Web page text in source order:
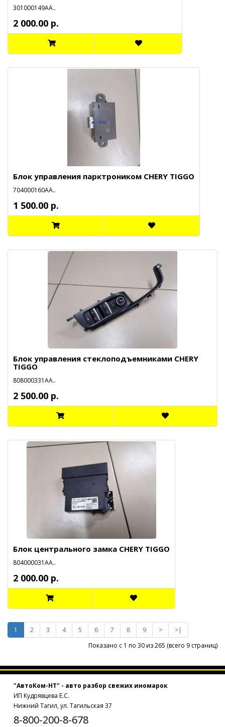
301000149АА..
2 000.00 р.
Блок управления парктроником CHERY TIGGO
704000160АА..
1 500.00 р.
Блок управления стеклоподъемниками CHERY
TIGGO
808000331АА..
2 500.00 р.
Блок центрального замка CHERY TIGGO
804000031АА..
2 000.00 р.
1 2 3 4 5 6 7 8 9 >
>|
Показано с 1 по 30 из 265 (всего 9 страниц)
"АвтоКом-НТ" - авто разбор свежих иномарок
ИП Кудрявцева Е.С.
Нижний Тагил, ул. Тагильская 37
8-800-200-8-678